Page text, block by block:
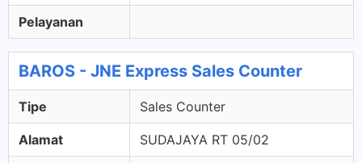
Pelayanan
BAROS - JNE Express Sales Counter
Tipe Sales Counter
Alamat SUDAJAYA RT 05/02